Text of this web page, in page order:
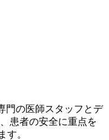
門の医師スタッフとデ
患者の安全に重点を
す。